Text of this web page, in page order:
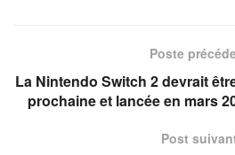
Poste
La Nintendo Switch 2 devrait
prochaine et lancée en mars
Post